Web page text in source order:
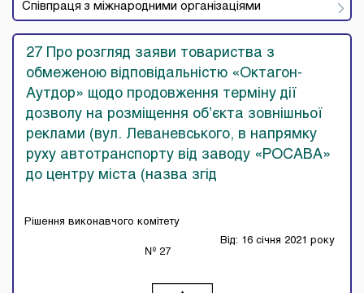
Співпраця з міжнародними організаціями
27 Про розгляд заяви товариства з
обмеженою відповідальністю «Октагон-
Аутдор» щодо продовження терміну дії
дозволу на розміщення об’єкта зовнішньої
реклами (вул. Леваневського, в напрямку
руху автотранспорту від заводу «РОСАВА»
до центру міста (назва згід
Рішення виконавчого комітету
№ 27
Від: 16 січня 2021 року